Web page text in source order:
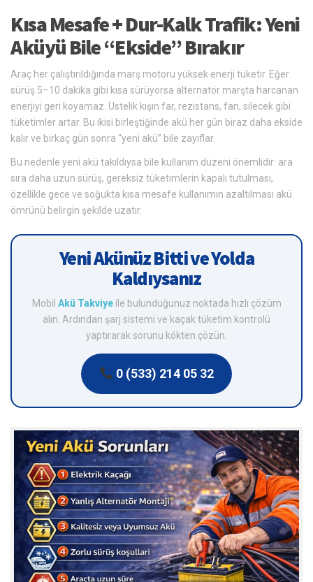
Kısa Mesafe + Dur-Kalk Trafik: Yeni
Aküyü Bile “Ekside” Bırakır
Araç her çalıştırıldığında marş motoru yüksek enerji tüketir. Eğer
sürüş 5–10 dakika gibi kısa sürüyorsa alternatör marşta harcanan
enerjiyi geri koyamaz. Üstelik kışın far, rezistans, fan, silecek gibi
tüketimler artar. Bu ikisi birleştiğinde akü her gün biraz daha ekside
kalır ve birkaç gün sonra “yeni akü” bile zayıflar.
Bu nedenle yeni akü takıldıysa bile kullanım düzeni önemlidir: ara
sıra daha uzun sürüş, gereksiz tüketimlerin kapalı tutulması,
özellikle gece ve soğukta kısa mesafe kullanımın azaltılması akü
ömrünü belirgin şekilde uzatır.
Yeni Akünüz Bitti ve Yolda
Kaldıysanız
Mobil Akü Takviyeile bulunduğunuz noktada hızlı çözüm
alın. Ardından şarj sistemi ve kaçak tüketim kontrolü
yaptırarak sorunu kökten çözün.
0 (533) 214 05 32